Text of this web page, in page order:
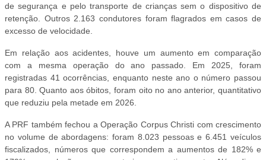
de segurança e pelo transporte de crianças sem o dispositivo de
retenção. Outros 2.163 condutores foram flagrados em casos de
excesso de velocidade.
Em relação aos acidentes, houve um aumento em comparação
com a mesma operação do ano passado. Em 2025, foram
registradas 41 ocorrências, enquanto neste ano o número passou
para 80. Quanto aos óbitos, foram oito no ano anterior, quantitativo
que reduziu pela metade em 2026.
A PRF também fechou a Operação Corpus Christi com crescimento
no volume de abordagens: foram 8.023 pessoas e 6.451 veículos
fiscalizados, números que correspondem a aumentos de 182% e